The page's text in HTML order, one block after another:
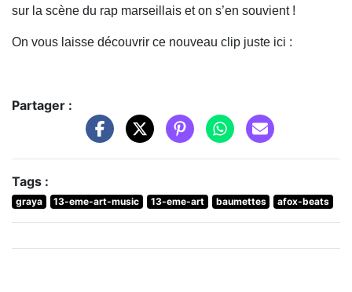
sur la scène du rap marseillais et on s’en souvient !
On vous laisse découvrir ce nouveau clip juste ici :
Partager :
Tags :
graya 13-eme-art-music 13-eme-art baumettes afox-beats